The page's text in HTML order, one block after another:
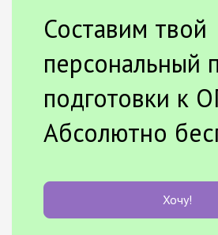
Составим твой
персональный
подготовки к
Абсолютно
Хочу!